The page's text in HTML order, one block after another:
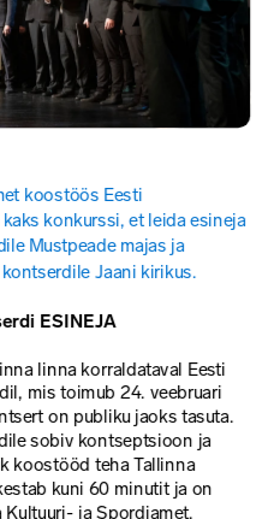
koostöös Eesti
konkurssi, et leida esineja
Mustpeade majas ja
Jaani kirikus.
ESINEJA
linna korraldataval Eesti
mis toimub 24. veebruari
on publiku jaoks tasuta.
sobiv kontseptsioon ja
koostööd teha Tallinna
kuni 60 minutit ja on
Kultuuri- ja Spordiamet.